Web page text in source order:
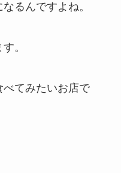
るんですよね。
。
べてみたいお店で